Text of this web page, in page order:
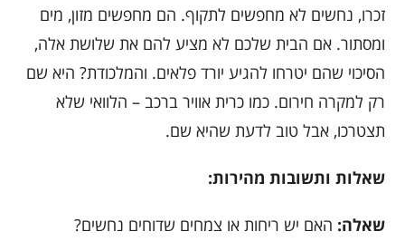
זכרו, נחשים לא מחפשים לתקוף. הם מחפשים מזון, מים
ומסתור. אם הבית שלכם לא מציע להם את שלושת אלה,
הסיכוי שהם יטרחו להגיע יורד פלאים. והמלכודת? היא שם
רק למקרה חירום. כמו כרית אוויר ברכב – הלוואי שלא
תצטרכו, אבל טוב לדעת שהיא שם.
שאלות ותשובות מהירות:
שאלה: האם יש ריחות או צמחים שדוחים נחשים?